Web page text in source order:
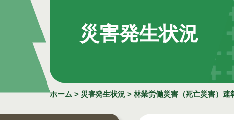
災害発生状況
ホーム > 災害発生状況> 林業労働災害（死亡災害）速